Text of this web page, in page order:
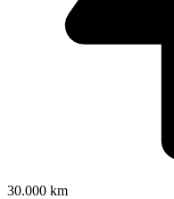
30.000 km